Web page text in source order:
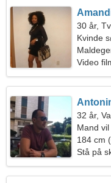
30 år,
Kvinde
Video
32 år,
Mand
184 cm
Stå på